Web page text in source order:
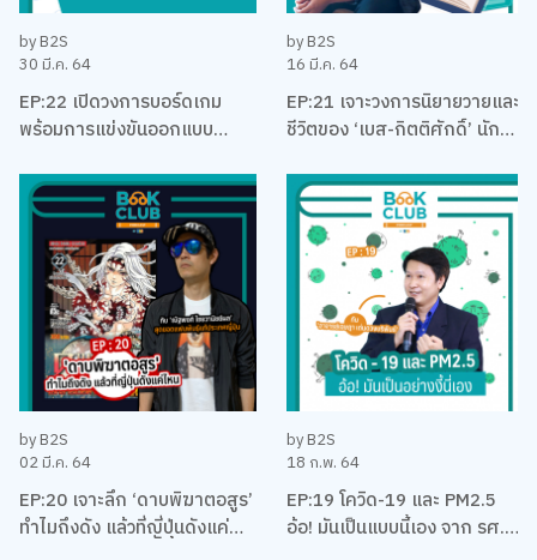
by B2S
30 มี.ค. 64
EP:22 เปิดวงการบอร์ดเกม
พร้อมการแข่งขันออกแบบ
ประเทศไทยกับ เบน – ปรีชา กัง
พิทักษ์กุล
by B2S
16 มี.ค. 64
EP:21 เจาะวงการนิยายวายและ
ชีวิตของ ‘เบส-กิตติศักดิ์’ นัก
บริหาร
by B2S
02 มี.ค. 64
EP:20 เจาะลึก ‘ดาบพิฆาตอสูร’
ทำไมถึงดัง แล้วที่ญี่ปุ่นดังแค่
by B2S
18 ก.พ. 64
EP:19 โควิด-19 และ PM2.5
อ้อ! มันเป็นแบบนี้เอง จาก รศ.